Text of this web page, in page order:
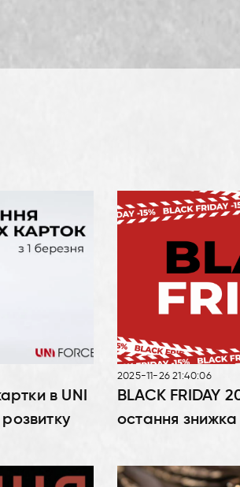
в UNI
2025-11-26 21:40:06
BLACK FRIDAY
остання знижка